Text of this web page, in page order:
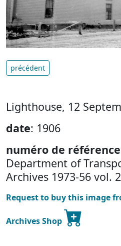
précédent
Lighthouse, 12
date: 1906
numéro de référence
Department of
Archives 1973-56 vol.
Request to buy this image
Archives Shop